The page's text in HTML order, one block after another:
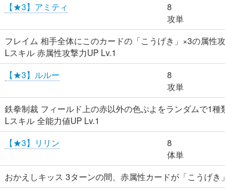
【★3】アミティ
8
攻単
フレイム 相手全体にこのカードの「こうげき」×3の属性
Lスキル 赤属性攻撃力UP Lv.1
【★3】ルルー
8
攻単
鉄拳制裁 フィールド上の赤以外の色ぷよをランダムで1種
Lスキル 全能力値UP Lv.1
【★3】リリン
8
体単
おかえしキッス 3ターンの間、赤属性カードが「こうげき